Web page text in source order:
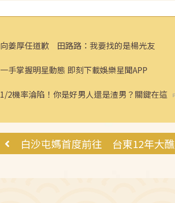
向姜厚任道歉 田路路：我要找的是楊光友
一手掌握明星動態 即刻下載娛樂星聞APP
1/2機率淪陷！你是好男人還是渣男？關鍵在這
白沙屯媽首度前往 台東12年大醮